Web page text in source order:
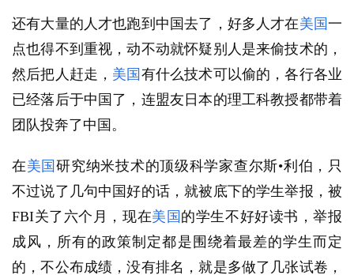
还有大量的人才也跑到中国去了，好多人才在美国一
点也得不到重视，动不动就怀疑别人是来偷技术的，
然后把人赶走， 美国 有什么技术可以偷的，各行各业
已经落后于中国了，连盟友日本的理工科教授都带着
团队投奔了中国。
在美国研究纳米技术的顶级科学家查尔斯•利伯，只
不过说了几句中国好的话，就被底下的学生举报，被
FBI关了六个月，现在美国 的学生不好好读书，举报
成风，所有的政策制定都是围绕着最差的学生而定
的，不公布成绩，没有排名，就是多做了几张试卷，